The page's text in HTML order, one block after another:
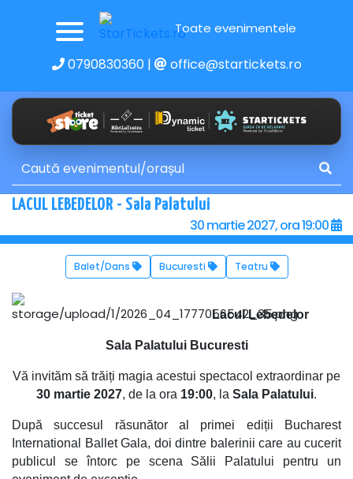
Toate evenimentele
0790830360| office@startickets.ro
LACUL LEBEDELOR - Sala Palatului
30 martie 2027, ora 19:00
Balet/Dans Bucuresti Teatru
Lacul Lebedelor
Sala Palatului Bucuresti
Vă invităm să trăiți magia acestui spectacol extraordinar pe
30 martie 2027, de la ora 19:00, la Sala Palatului.
După succesul răsunător al primei ediții Bucharest
International Ballet Gala, doi dintre balerinii care au cucerit
publicul se întorc pe scena Sălii Palatului pentru un